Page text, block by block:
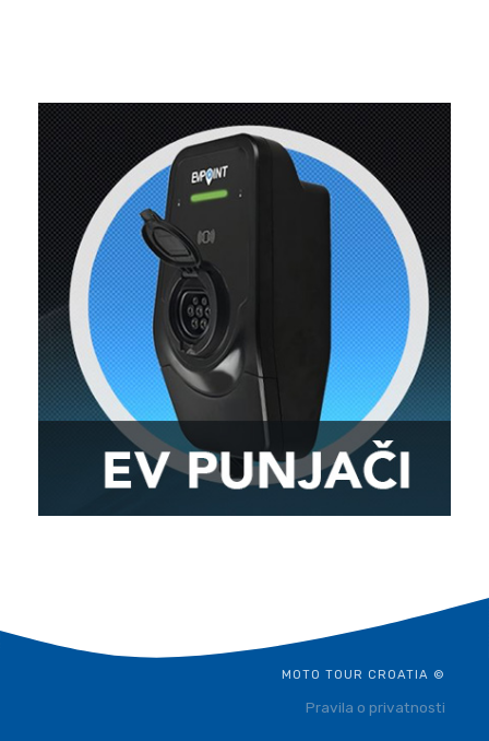
MOTO TOUR CROATIA ©
Pravila o privatnosti